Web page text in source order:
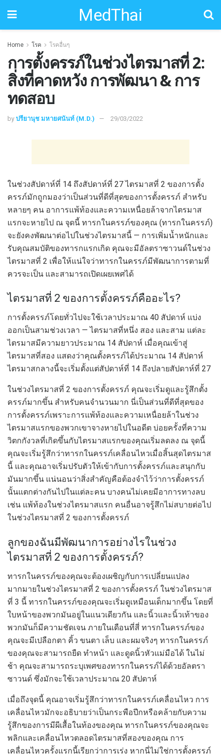
MedThai
Home โรค โรคอื่นๆ
การตั้งครรภ์ในช่วงไตรมาสที่ 2:
สิ่งที่คาดหวัง การพัฒนา & การ
ทดสอบ
by ปรียานุช มหายศนันท์ (M.D.) 29/03/2022
ในช่วงสัปดาห์ที่ 14 ถึงสัปดาห์ที่ 27 ไตรมาสที่ 2 ของการตั้ง
ครรภ์มักถูกมองว่าเป็นส่วนที่ดีที่สุดของการตั้งครรภ์ สำหรับ
หลายๆ คน อาการแพ้ท้องและความเหนื่อยล้าจากไตรมาส
แรกจะหายไป ณ จุดนี้ ทารกในครรภ์ของคุณ (ทารกในครรภ์)
จะยังคงพัฒนาต่อไปในช่วงไตรมาสนี้ — การเพิ่มน้ำหนักและ
รับคุณสมบัติของทารกแรกเกิด คุณจะมีอัลตราซาวนด์ในช่วง
ไตรมาสที่ 2 เพื่อให้แน่ใจว่าทารกในครรภ์มีพัฒนาการตามที่
ควรจะเป็น และสามารถเปิดเผยเพศได้
ไตรมาสที่ 2 ของการตั้งครรภ์คืออะไร?
การตั้งครรภ์โดยทั่วไปจะใช้เวลาประมาณ 40 สัปดาห์ แบ่ง
ออกเป็นสามช่วงเวลา — ไตรมาสที่หนึ่ง สอง และสาม แต่ละ
ไตรมาสมีความยาวประมาณ 14 สัปดาห์ เมื่อคุณเข้าสู่
ไตรมาสที่สอง แสดงว่าคุณตั้งครรภ์ได้ประมาณ 14 สัปดาห์
ไตรมาสกลางนี้จะเริ่มตั้งแต่สัปดาห์ที่ 14 ถึงปลายสัปดาห์ที่ 27
ในช่วงไตรมาสที่ 2 ของการตั้งครรภ์ คุณจะเริ่มดูและรู้สึกตั้ง
ครรภ์มากขึ้น สำหรับคนจำนวนมาก นี่เป็นส่วนที่ดีที่สุดของ
การตั้งครรภ์เพราะการแพ้ท้องและความเหนื่อยล้าในช่วง
ไตรมาสแรกของพวกเขาจางหายไปในอดีต บ่อยครั้งที่ความ
วิตกกังวลที่เกิดขึ้นกับไตรมาสแรกของคุณเริ่มลดลง ณ จุดนี้
คุณจะเริ่มรู้สึกว่าทารกในครรภ์เคลื่อนไหวเมื่อสิ้นสุดไตรมาส
นี้ และคุณอาจเริ่มปรับตัวให้เข้ากับการตั้งครรภ์และสนุกกับ
มันมากขึ้น แน่นอนว่าสิ่งสำคัญคือต้องจำไว้ว่าการตั้งครรภ์
นั้นแตกต่างกันไปในแต่ละคน บางคนไม่เคยมีอาการทางลบ
เช่น แพ้ท้องในช่วงไตรมาสแรก คนอื่นอาจรู้สึกไม่สบายต่อไป
ในช่วงไตรมาสที่ 2 ของการตั้งครรภ์
ลูกของฉันมีพัฒนาการอย่างไรในช่วง
ไตรมาสที่ 2 ของการตั้งครรภ์?
ทารกในครรภ์ของคุณจะต้องเผชิญกับการเปลี่ยนแปลง
มากมายในช่วงไตรมาสที่ 2 ของการตั้งครรภ์ ในช่วงไตรมาส
ที่ 3 นี้ ทารกในครรภ์ของคุณจะเริ่มดูเหมือนเด็กมากขึ้น โดยที่
ใบหน้าของพวกมันอยู่ในแนวเดียวกัน และนิ้วและนิ้วเท้าของ
พวกมันก็มีความชัดเจน ภายในเดือนที่สี่ ทารกในครรภ์ของ
คุณจะมีเปลือกตา คิ้ว ขนตา เล็บ และผมจริงๆ ทารกในครรภ์
ของคุณจะสามารถยืด ทำหน้า และดูดนิ้วหัวแม่มือได้ ในไม่
ช้า คุณจะสามารถระบุเพศของทารกในครรภ์ได้ด้วยอัลตรา
ซาวนด์ ซึ่งมักจะใช้เวลาประมาณ 20 สัปดาห์
เมื่อถึงจุดนี้ คุณอาจเริ่มรู้สึกว่าทารกในครรภ์เคลื่อนไหว การ
เคลื่อนไหวมักจะอธิบายว่าเป็นกระพือปีกหรือคล้ายกับความ
รู้สึกของการมีผีเสื้อในท้องของคุณ ทารกในครรภ์ของคุณจะ
พลิกและเคลื่อนไหวตลอดไตรมาสที่สองของคุณ การ
เคลื่อนไหวครั้งแรกนี้เรียกว่าการเร่ง หากนี่ไม่ใช่การตั้งครรภ์